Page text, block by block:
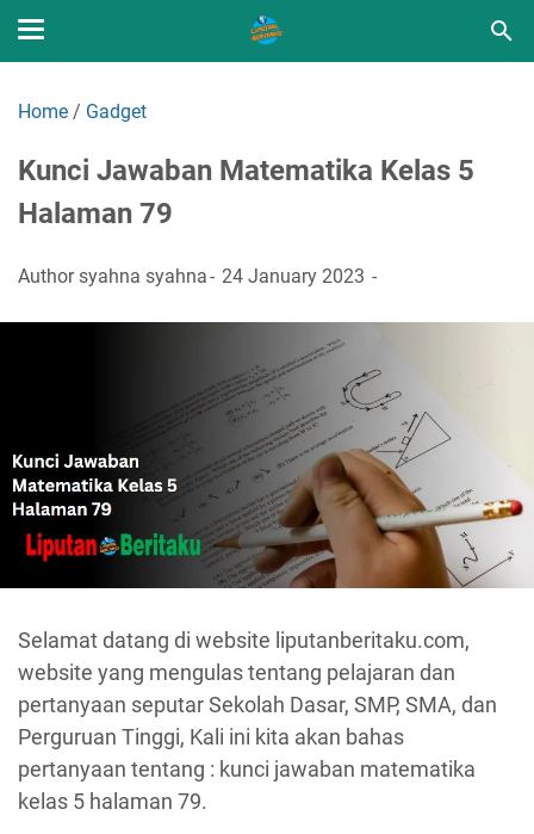
Home / Gadget
Kunci Jawaban Matematika Kelas 5
Halaman 79
Authorsyahna syahna 24 January 2023
Selamat datang di website liputanberitaku.com,
website yang mengulas tentang pelajaran dan
pertanyaan seputar Sekolah Dasar, SMP, SMA, dan
Perguruan Tinggi, Kali ini kita akan bahas
pertanyaan tentang : kunci jawaban matematika
kelas 5 halaman 79.